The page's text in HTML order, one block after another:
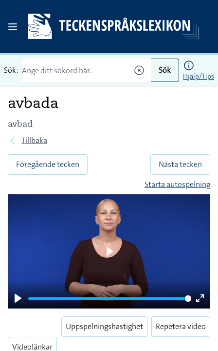
Sök: Sök
Hjälp/Tips
avbada
avbad
Tillbaka
Föregående tecken
Nästa tecken
Starta autospelning
Play
Enter
Videolänkar
Uppspelningshastighet Repetera video